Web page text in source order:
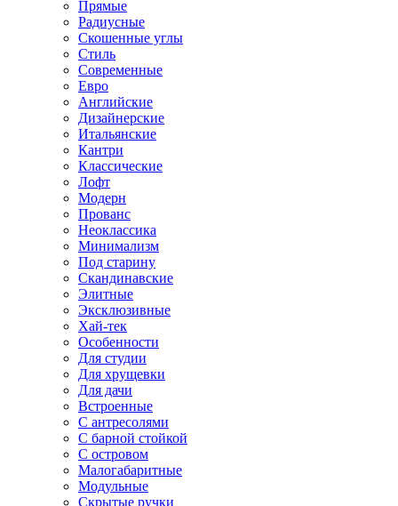
Прямые
Радиусные
Скошенные углы
Стиль
Современные
Евро
Английские
Дизайнерские
Итальянские
Кантри
Классические
Лофт
Модерн
Прованс
Неоклассика
Минимализм
Под старину
Скандинавские
Элитные
Эксклюзивные
Хай-тек
Особенности
Для студии
Для хрущевки
Для дачи
Встроенные
С антресолями
С барной стойкой
С островом
Малогабаритные
Модульные
Скрытые ручки